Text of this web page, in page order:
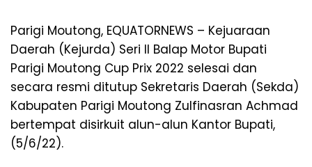
Parigi Moutong, EQUATORNEWS – Kejuaraan
Daerah (Kejurda) Seri II Balap Motor Bupati
Parigi Moutong Cup Prix 2022 selesai dan
secara resmi ditutup Sekretaris Daerah (Sekda)
Kabupaten Parigi Moutong Zulfinasran Achmad
bertempat disirkuit alun-alun Kantor Bupati,
(5/6/22).